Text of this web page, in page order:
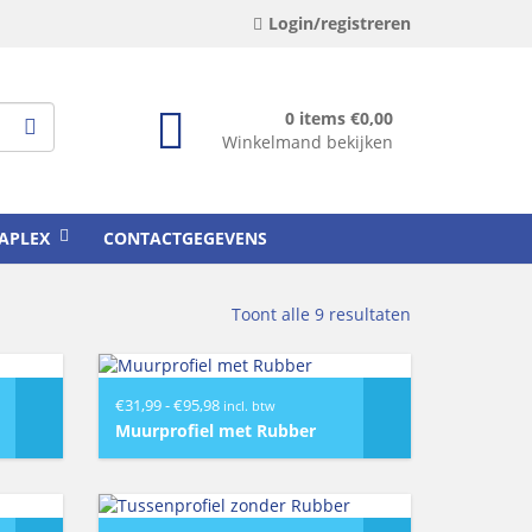
Login/registreren
0 items €0,00
Winkelmand bekijken
CONTACTGEGEVENS
Toont alle 9 resultaten
€31,99-€95,98Prijsklasse:
€31,99
incl. btw
Muurprofiel met Rubber